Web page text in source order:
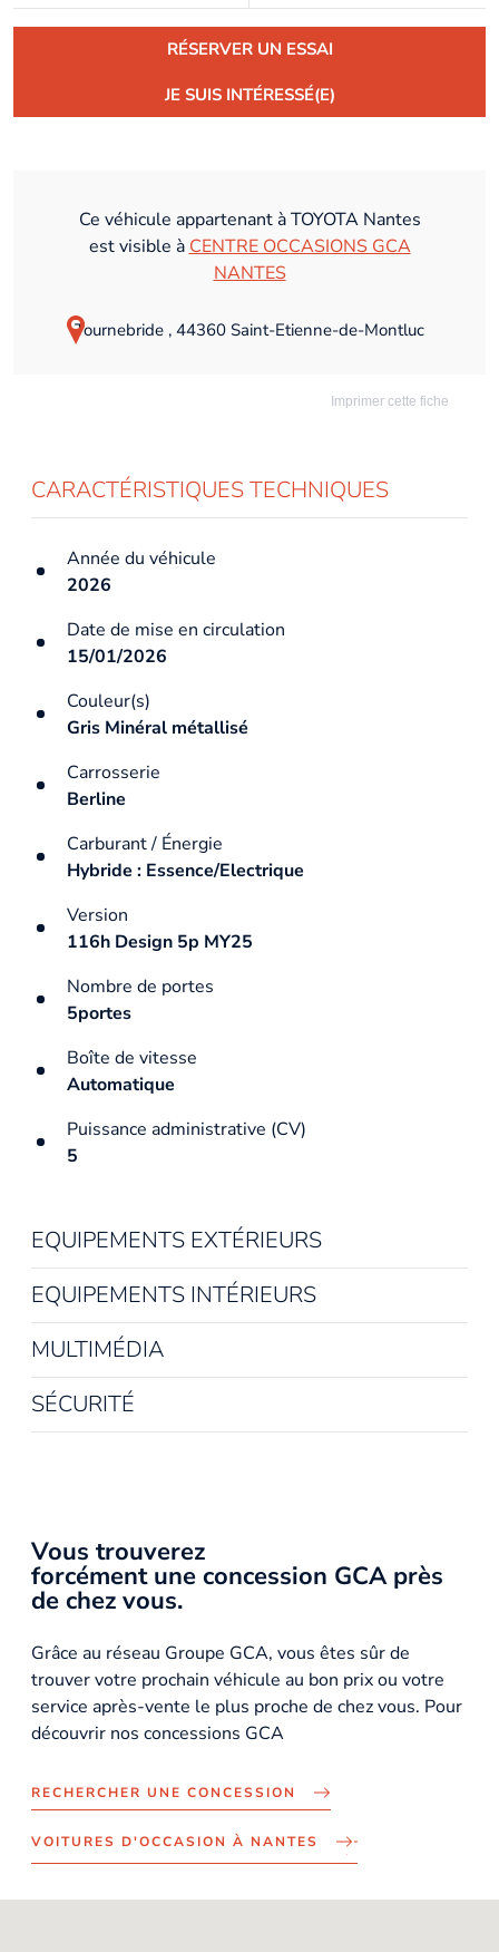
RÉSERVER UN ESSAI
JE SUIS INTÉRESSÉ(E)
Ce véhicule appartenant à TOYOTA Nantes
est visible à CENTRE OCCASIONS GCA
NANTES
Tournebride , 44360 Saint-Etienne-de-Montluc
Imprimer cette fiche
CARACTÉRISTIQUES TECHNIQUES
Année du véhicule
2026
Date de mise en circulation
15/01/2026
Couleur(s)
Gris Minéral métallisé
Carrosserie
Berline
Carburant / Énergie
Hybride : Essence/Electrique
Version
116h Design 5p MY25
Nombre de portes
5portes
Boîte de vitesse
Automatique
Puissance administrative (CV)
5
EQUIPEMENTS EXTÉRIEURS
EQUIPEMENTS INTÉRIEURS
MULTIMÉDIA
SÉCURITÉ
Vous trouverez
forcément une concession GCA près
de chez vous.
Grâce au réseau Groupe GCA, vous êtes sûr de
trouver votre prochain véhicule au bon prix ou votre
service après-vente le plus proche de chez vous. Pour
découvrir nos concessions GCA
RECHERCHER UNE CONCESSION
VOITURES D'OCCASION À NANTES